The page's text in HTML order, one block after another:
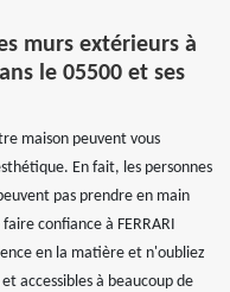
murs extérieurs à
le 05500 et ses
maison peuvent vous
En fait, les personnes
pas prendre en main
confiance à FERRARI
en la matière et n'oubliez
accessibles à beaucoup de